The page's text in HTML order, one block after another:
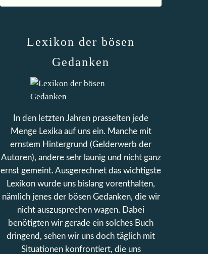
Lexikon der bösen
Gedanken
In den letzten Jahren prasselten jede
Menge Lexika auf uns ein. Manche mit
ernstem Hintergrund (Gelderwerb der
Autoren), andere sehr launig und nicht ganz
ernst gemeint. Ausgerechnet das wichtigste
Lexikon wurde uns bislang vorenthalten,
nämlich jenes der bösen Gedanken, die wir
nicht auszusprechen wagen. Dabei
benötigten wir gerade ein solches Buch
dringend, sehen wir uns doch täglich mit
Situationen konfrontiert, die uns